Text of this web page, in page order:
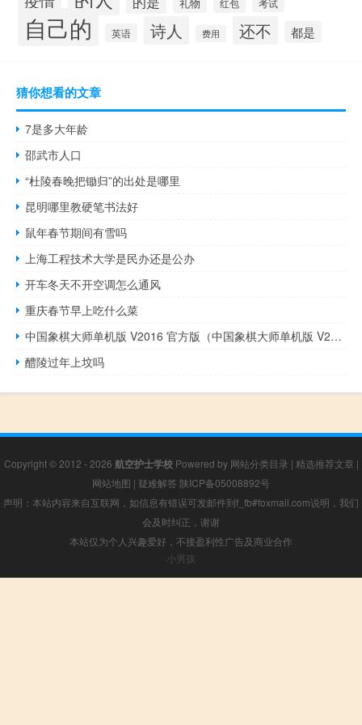
红包
自己的 英语 诗人 费用 还不 都是
猜你想看的文章
7是多大年龄
邵武市人口
“杜陵春晚把锄归”的出处是哪里
昆明哪里教硬笔书法好
鼠年春节期间有雪吗
上海工程技术大学是民办还是公办
开车冬天不开空调怎么通风
重庆春节早上吃什么菜
中国象棋大师单机版 V2016 官方版（中国象棋大师单机版 V2016 官方版功能简介）
醴陵过年上坟吗
Copyright © 2012 - 2026 航空护士学校Powered by 网站分类目录 | 精选推荐文章 |
网站地图 | 疑难解答 陕ICP备05008892号
声明：本站内容来自互联网，如信息有错误可发邮件到f_fb#foxmail.com说明，我们
会及时纠正，谢谢
本站仅为个人兴趣爱好，不接盈利性广告及商业合作
小男孩